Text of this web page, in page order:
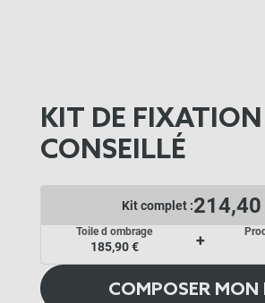
KIT DE FIXATION
CONSEILLÉ
Kit complet :214,40
Toile d ombrage
185,90 € +
COMPOSER MON